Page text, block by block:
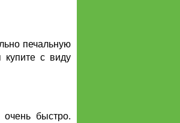
печальную
купите с виду
быстро.